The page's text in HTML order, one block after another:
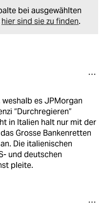
bei ausgewählten
hier sind sie zu finden.
es JPMorgan
“Durchregieren”
in Italien halt nur mit der
Grosse Bankenretten
Die italienischen
und deutschen
pleite.